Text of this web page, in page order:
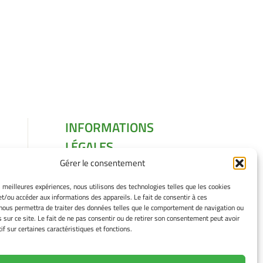
Gérer le consentement
expériences, nous utilisons des technologies telles que les cookies
ou accéder aux informations des appareils. Le fait de consentir à ces
permettra de traiter des données telles que le comportement de navigation ou
sur ce site. Le fait de ne pas consentir ou de retirer son consentement peut avoir
sur certaines caractéristiques et fonctions.
INFORMATIONS
LÉGALES
Mentions légales
Politique de cookies
Déclaration de
confidentialité
Avertissement